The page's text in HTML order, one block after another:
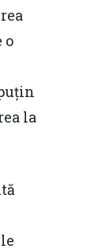
o
la